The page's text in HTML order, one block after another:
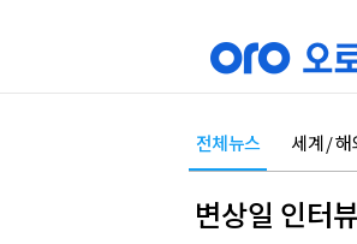
전체뉴스 세계 /
변상일 인터